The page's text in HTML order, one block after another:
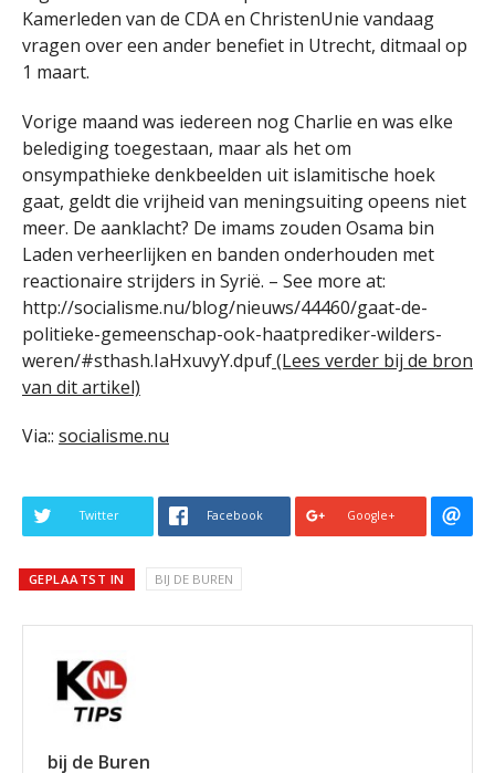
Kamerleden van de CDA en ChristenUnie vandaag
vragen over een ander benefiet in Utrecht, ditmaal op
1 maart.
Vorige maand was iedereen nog Charlie en was elke
belediging toegestaan, maar als het om
onsympathieke denkbeelden uit islamitische hoek
gaat, geldt die vrijheid van meningsuiting opeens niet
meer. De aanklacht? De imams zouden Osama bin
Laden verheerlijken en banden onderhouden met
reactionaire strijders in Syrië. – See more at:
http://socialisme.nu/blog/nieuws/44460/gaat-de-
politieke-gemeenschap-ook-haatprediker-wilders-
weren/#sthash.IaHxuvyY.dpuf(Lees verder bij de bron
van dit artikel)
Via:: socialisme.nu
Twitter Facebook Google+
GEPLAATST IN BIJ DE BUREN
bij de Buren